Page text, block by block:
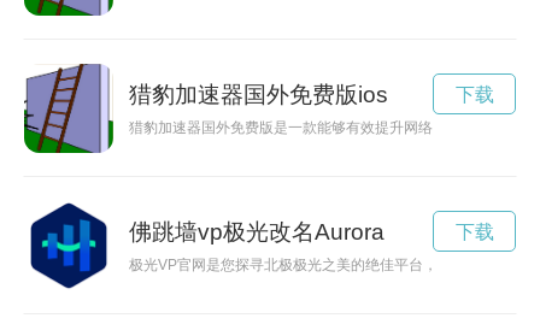
猎豹加速器国外免费版ios
猎豹加速器国外免费版是一款能够有效提升网络速度的软件，在
下载
佛跳墙vp极光改名Aurora
极光VP官网是您探寻北极极光之美的绝佳平台，让您在家就能
下载